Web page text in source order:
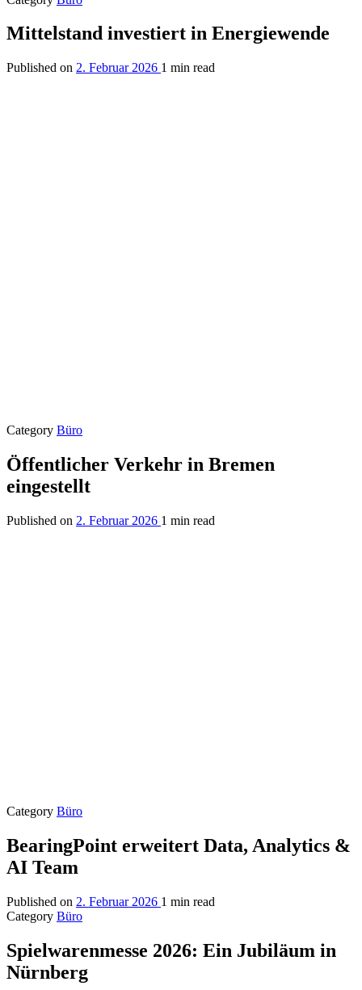
Mittelstand investiert in Energiewende
Published on 2. Februar 2026 1 min read
Category Büro
Öffentlicher Verkehr in Bremen
eingestellt
Published on 2. Februar 2026 1 min read
Category Büro
BearingPoint erweitert Data, Analytics &
AI Team
Published on 2. Februar 2026 1 min read
Category Büro
Spielwarenmesse 2026: Ein Jubiläum in
Nürnberg